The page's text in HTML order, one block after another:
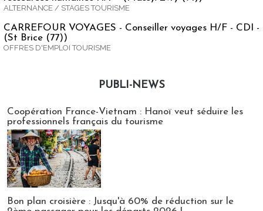
ALTERNANCE / STAGES TOURISME
CARREFOUR VOYAGES - Conseiller voyages H/F - CDI -
(St Brice (77))
OFFRES D'EMPLOI TOURISME
PUBLI-NEWS
Coopération France-Vietnam : Hanoï veut séduire les
professionnels français du tourisme
Bon plan croisière : Jusqu'à 60% de réduction sur le